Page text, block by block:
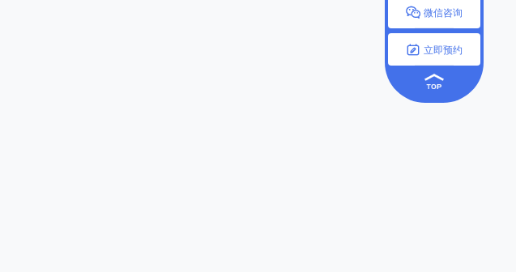
 微信咨询
 立即预约